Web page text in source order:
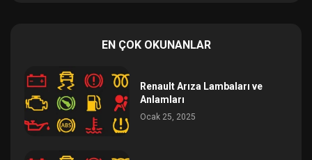
EN ÇOK OKUNANLAR
Renault Arıza Lambaları ve
Anlamları
Ocak 25, 2025